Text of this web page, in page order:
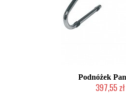
Podnóżek
397,55 zł